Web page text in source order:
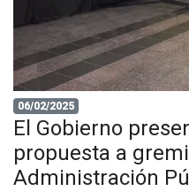
06/02/2025
El Gobierno
propuesta a
Administración